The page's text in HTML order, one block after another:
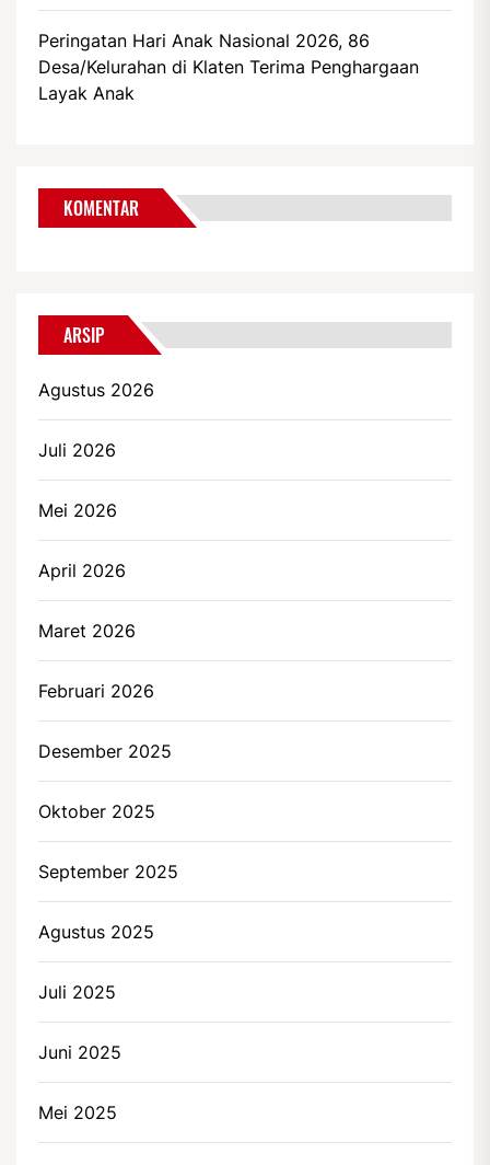
Peringatan Hari Anak Nasional 2026, 86
Desa/Kelurahan di Klaten Terima Penghargaan
Layak Anak
KOMENTAR
ARSIP
Agustus 2026
Juli 2026
Mei 2026
April 2026
Maret 2026
Februari 2026
Desember 2025
Oktober 2025
September 2025
Agustus 2025
Juli 2025
Juni 2025
Mei 2025